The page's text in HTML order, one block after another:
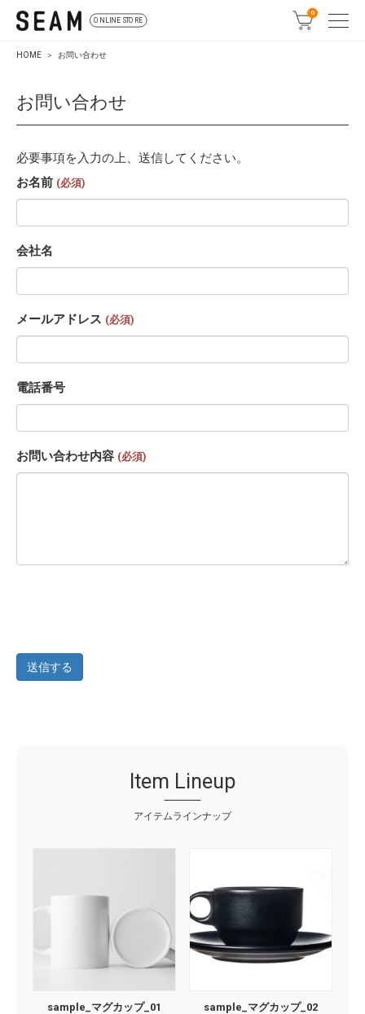
ONLINE STORE
0
HOME お問い合わせ
お問い合わせ
必要事項を入力の上、送信してください。
お名前 (必須)
会社名
メールアドレス (必須)
電話番号
お問い合わせ内容 (必須)
Item Lineup
アイテムラインナップ
sample_マグカップ_01 sample_マグカップ_02